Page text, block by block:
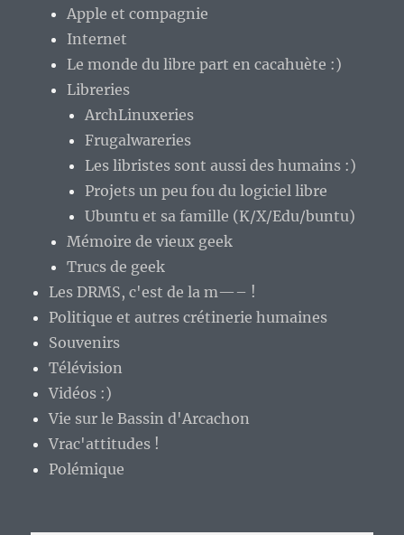
Apple et compagnie
Internet
Le monde du libre part en cacahuète :)
Libreries
ArchLinuxeries
Frugalwareries
Les libristes sont aussi des humains :)
Projets un peu fou du logiciel libre
Ubuntu et sa famille (K/X/Edu/buntu)
Mémoire de vieux geek
Trucs de geek
Les DRMS, c'est de la m—– !
Politique et autres crétinerie humaines
Souvenirs
Télévision
Vidéos :)
Vie sur le Bassin d'Arcachon
Vrac'attitudes !
Polémique